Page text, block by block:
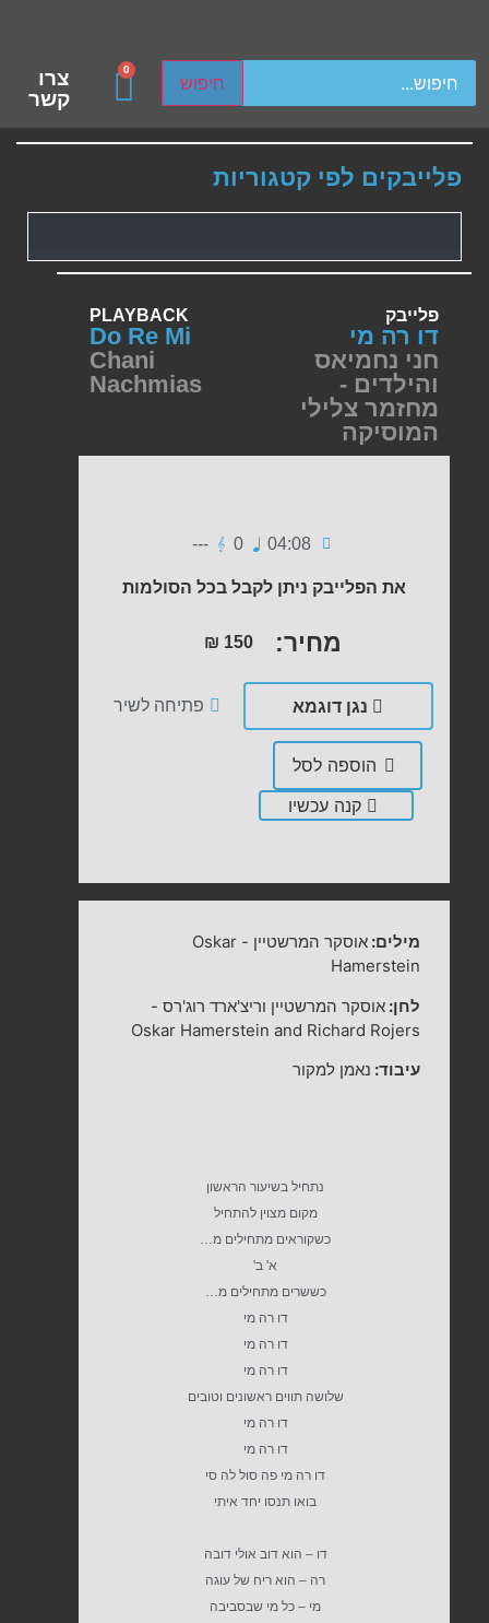
חיפוש
device users, explore by touch or with swipe gestures.
0
צרו
קשר
פלייבקים לפי קטגוריות
פלייבק
דו רה מי
חני נחמיאס
והילדים -
מחזמר צלילי
המוסיקה
PLAYBACK
Do Re Mi
Chani
Nachmias
04:08
0
---
את הפלייבק ניתן לקבל בכל הסולמות
מחיר: ₪ 150
נגן דוגמא פתיחה לשיר
הוספה לסל
קנה עכשיו
מילים:אוסקר המרשטיין -
Oskar
Hamerstein
לחן:אוסקר המרשטיין וריצ'ארד רוג'רס -
Oskar Hamerstein and Richard Rojers
עיבוד: נאמן למקור
נתחיל בשיעור הראשון
מקום מצוין להתחיל
כשקוראים מתחילים מ…
א' ב'
כששרים מתחילים מ…
דו רה מי
דו רה מי
דו רה מי
שלושה תווים ראשונים וטובים
דו רה מי
דו רה מי
דו רה מי פה סול לה סי
בואו תנסו יחד איתי
דו – הוא דוב אולי דובה
רה – הוא ריח של עוגה
מי – כל מי שבסביבה